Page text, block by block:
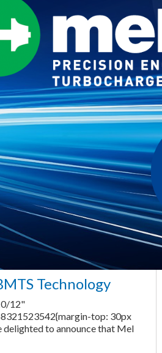
Technology
12"
top: 30px
to announce that Mel